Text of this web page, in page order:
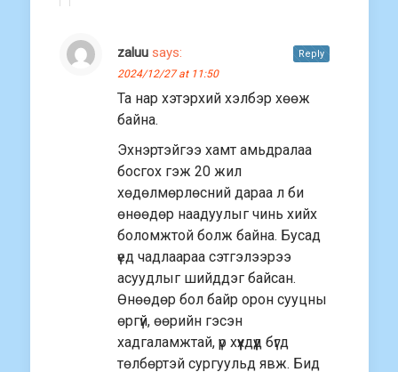
zaluu says:
2024/12/27 at 11:50
Та нар хэтэрхий хэлбэр хөөж
байна.
Эхнэртэйгээ хамт амьдралаа
босгох гэж 20 жил
хөдөлмөрлөсний дараа л би
өнөөдөр наадуулыг чинь хийх
боломжтой болж байна. Бусад
үед чадлаараа сэтгэлээрээ
асуудлыг шийддэг байсан.
Өнөөдөр бол байр орон сууцны
өргүй, өөрийн гэсэн
хадгаламжтай, үр хүүхдүүд бүгд
төлбөртэй сургуульд явж. Бид
Reply